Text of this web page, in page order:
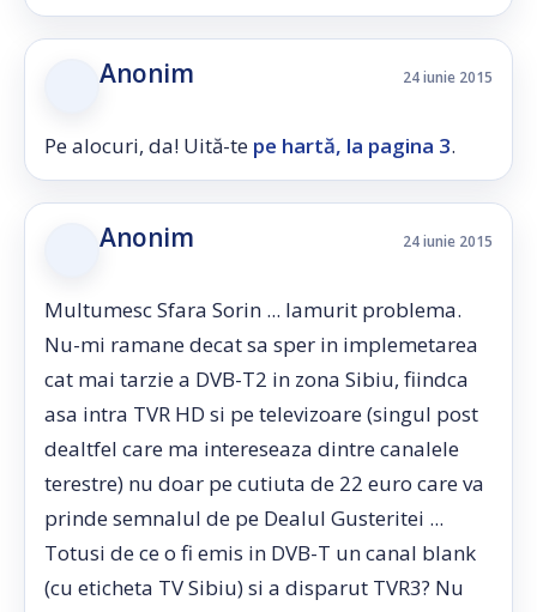
Anonim 24 iunie 2015
Pe alocuri, da! Uită-te pe hartă, la pagina 3.
Anonim 24 iunie 2015
Multumesc Sfara Sorin ... lamurit problema.
Nu-mi ramane decat sa sper in implemetarea
cat mai tarzie a DVB-T2 in zona Sibiu, fiindca
asa intra TVR HD si pe televizoare (singul post
dealtfel care ma intereseaza dintre canalele
terestre) nu doar pe cutiuta de 22 euro care va
prinde semnalul de pe Dealul Gusteritei ...
Totusi de ce o fi emis in DVB-T un canal blank
(cu eticheta TV Sibiu) si a disparut TVR3? Nu